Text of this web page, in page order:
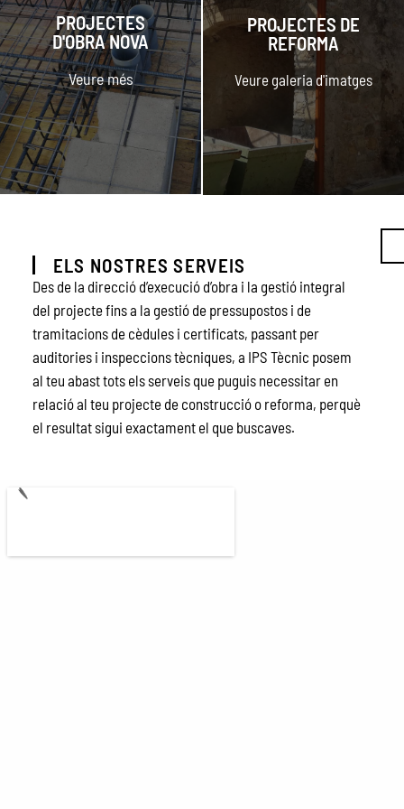
PROJECTES
D'OBRA NOVA
Veure més
Veure galeria d'imatges
VEURE
PROJECTES DE
REFORMA
Veure galeria d'imatges
Veure galeria d'imatges
VEURE
ELS NOSTRES SERVEIS
Des de la direcció d’execució d’obra i la gestió integral
del projecte fins a la gestió de pressupostos i de
tramitacions de cèdules i certificats, passant per
auditories i inspeccions tècniques, a IPS Tècnic posem
al teu abast tots els serveis que puguis necessitar en
relació al teu projecte de construcció o reforma, perquè
el resultat sigui exactament el que buscaves.